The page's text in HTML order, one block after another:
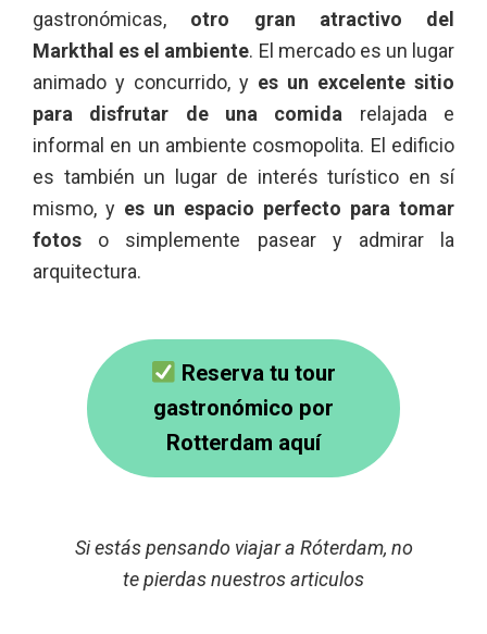
gastronómicas, otro gran atractivo del
Markthal es el ambiente. El mercado es un lugar
animado y concurrido, y es un excelente sitio
para disfrutar de una comida relajada e
informal en un ambiente cosmopolita. El edificio
es también un lugar de interés turístico en sí
mismo, y es un espacio perfecto para tomar
fotos o simplemente pasear y admirar la
arquitectura.
Reserva tu tour
gastronómico por
Rotterdam aquí
Si estás pensando viajar a Róterdam, no
te pierdas nuestros articulos